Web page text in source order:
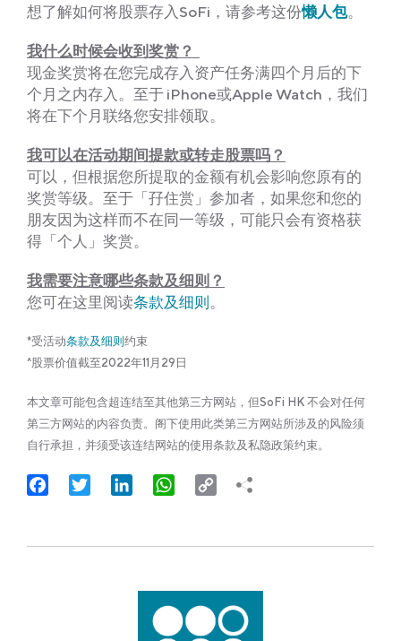
想了解如何将股票存入SoFi，请参考这份懒人包。
我什么时候会收到奖赏？
现金奖赏将在您完成存入资产任务满四个月后的下
个月之内存入。至于 iPhone或Apple Watch，我们
将在下个月联络您安排领取。
我可以在活动期间提款或转走股票吗？
可以，但根据您所提取的金额有机会影响您原有的
奖赏等级。至于「孖住赏」参加者，如果您和您的
朋友因为这样而不在同一等级，可能只会有资格获
得「个人」奖赏。
我需要注意哪些条款及细则？
您可在这里阅读条款及细则。
*受活动条款及细则约束
^股票价值截至2022年11月29日
本文章可能包含超连结至其他第三方网站，但SoFi HK 不会对任何
第三方网站的内容负责。阁下使用此类第三方网站所涉及的风险须
自行承担，并须受该连结网站的使用条款及私隐政策约束。
FacebookTwitter LinkedInWhatsApp
Copy